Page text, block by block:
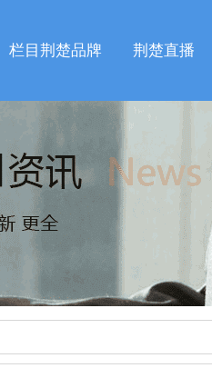
栏目荆楚品牌 荆楚直播